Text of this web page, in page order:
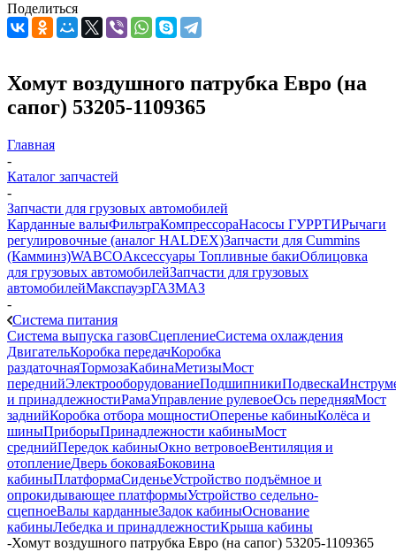
Поделиться
Хомут воздушного патрубка Евро (на
сапог) 53205-1109365
Главная
-
Каталог запчастей
-
Запчасти для грузовых автомобилей
Карданные валыФильтраКомпрессораНасосы ГУРРТИРычаги
регулировочные (аналог HALDEX)Запчасти для Cummins
(Камминз)WABCOАксессуары Топливные бакиОблицовка
для грузовых автомобилейЗапчасти для грузовых
автомобилейМакспауэрГАЗМАЗ
-
Система питания
Система выпуска газовСцеплениеСистема охлаждения
ДвигательКоробка передачКоробка
раздаточнаяТормозаКабинаМетизыМост
переднийЭлектрооборудованиеПодшипникиПодвеска
и принадлежностиРамаУправление рулевоеОсь передняяМост
заднийКоробка отбора мощностиОперенье кабиныКолёса и
шиныПриборыПринадлежности кабиныМост
среднийПередок кабиныОкно ветровоеВентиляция и
отоплениеДверь боковаяБоковина
кабиныПлатформаСиденьеУстройство подъёмное и
опрокидывающее платформыУстройство седельно-
сцепноеВалы карданныеЗадок кабиныОснование
кабиныЛебедка и принадлежностиКрыша кабины
-Хомут воздушного патрубка Евро (на сапог) 53205-1109365